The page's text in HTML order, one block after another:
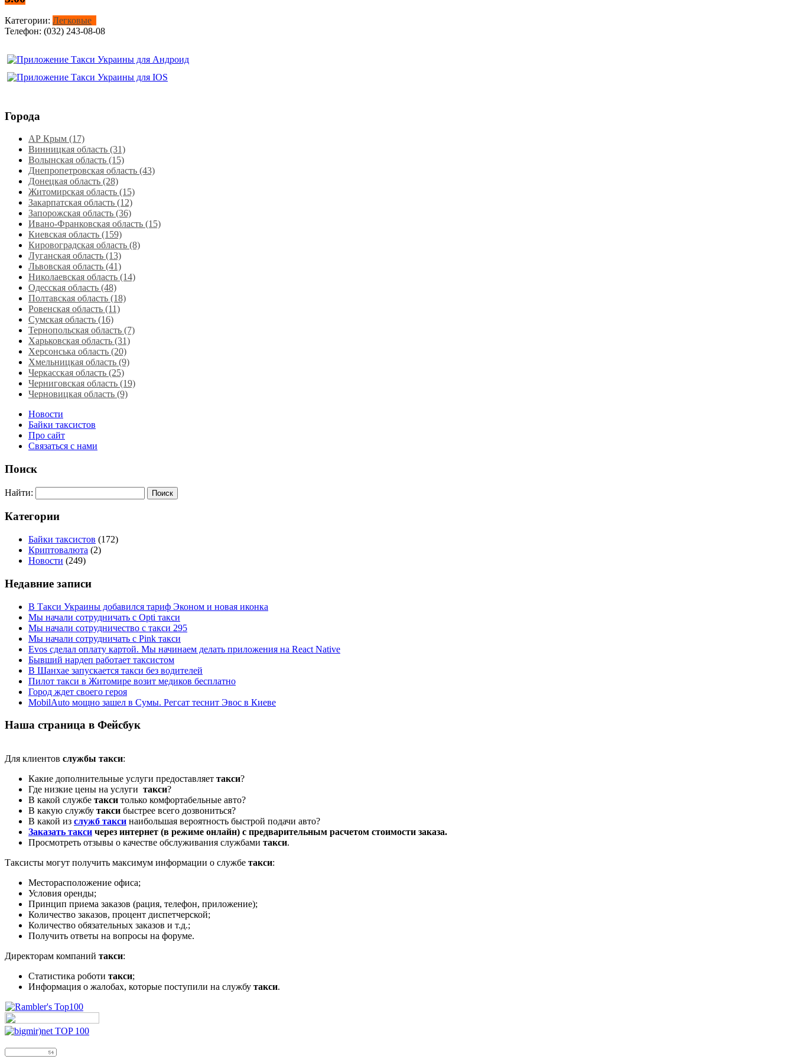
Категории: Легковые
Телефон: (032) 243-08-08
Города
АР Крым (17)
Винницкая область (31)
Волынская область (15)
Днепропетровская область‎ (43)
Донецкая область (28)
Житомирская область (15)
Закарпатская область (12)
Запорожская область (36)
Ивано-Франковская область (15)
Киевская область (159)
Кировоградская область (8)
Луганская область‎ (13)
Львовская область‎ (41)
Николаевская область‎ (14)
Одесская область‎ (48)
Полтавская область (18)
Ровенская область‎ (11)
Сумская область‎ (16)
Тернопольская область‎ (7)
Харьковская область‎ (31)
Херсонська область‎ (20)
Хмельницкая область‎ (9)
Черкасская область‎ (25)
Черниговская область (19)
Черновицкая область (9)
Новости
Байки таксистов
Про сайт
Связаться с нами
Поиск
Найти:
Категории
Байки таксистов (172)
Криптовалюта (2)
Новости (249)
Недавние записи
В Такси Украины добавился тариф Эконом и новая иконка
Мы начали сотрудничать с Opti такси
Мы начали сотрудничество с такси 295
Мы начали сотрудничать с Pink такси
Evos сделал оплату картой. Мы начинаем делать приложения на React Native
Бывший нардеп работает таксистом
В Шанхае запускается такси без водителей
Пилот такси в Житомире возит медиков бесплатно
Город ждет своего героя
MobilAuto мощно зашел в Сумы. Регсат теснит Эвос в Киеве
Наша страница в Фейсбук
Для клиентов службы такси:
Какие дополнительные услуги предоставляет такси?
Где низкие цены на услуги такси?
В какой службе такси только комфортабельные авто?
В какую службу такси быстрее всего дозвониться?
В какой из служб такси наибольшая вероятность быстрой подачи авто?
Заказать такси через интернет (в режиме онлайн) с предварительным расчетом стоимости заказа.
Просмотреть отзывы о качестве обслуживания службами такси.
Таксисты могут получить максимум информации о службе такси:
Месторасположение офиса;
Условия оренды;
Принцип приема заказов (рация, телефон, приложение);
Количество заказов, процент диспетчерской;
Количество обязательных заказов и т.д.;
Получить ответы на вопросы на форуме.
Директорам компаний такси:
Статистика роботи такси;
Информация о жалобах, которые поступили на службу такси.